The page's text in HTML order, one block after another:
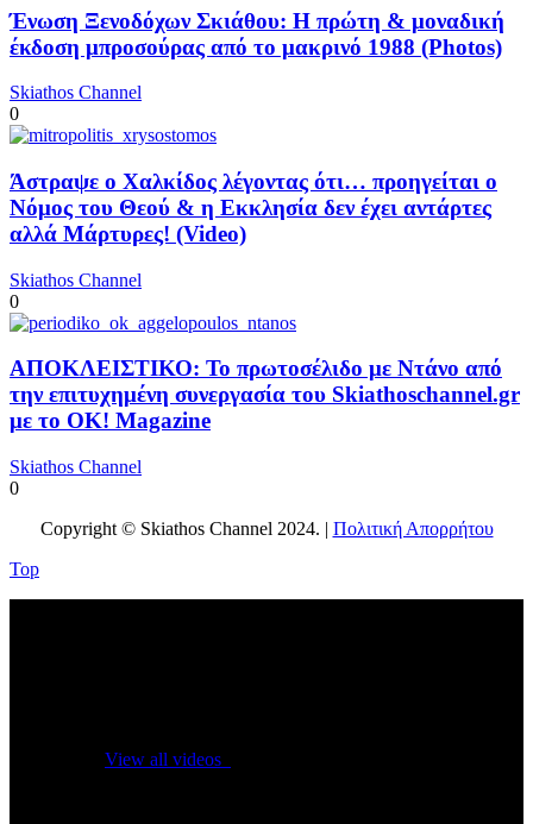
Ένωση Ξενοδόχων Σκιάθου: Η πρώτη & μοναδική
έκδοση μπροσούρας από το μακρινό 1988 (Photos)
Skiathos Channel
0
Άστραψε ο Χαλκίδος λέγοντας ότι… προηγείται ο
Νόμος του Θεού & η Εκκλησία δεν έχει αντάρτες
αλλά Μάρτυρες! (Video)
Skiathos Channel
0
ΑΠΟΚΛΕΙΣΤΙΚΟ: Το πρωτοσέλιδο με Ντάνο από
την επιτυχημένη συνεργασία του Skiathoschannel.gr
με το OK! Magazine
Skiathos Channel
0
Copyright © Skiathos Channel 2024. | Πολιτική Απορρήτου
Top
View all videos